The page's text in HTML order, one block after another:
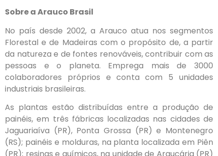
Sobre a Arauco Brasil
No país desde 2002, a Arauco atua nos segmentos
Florestal e de Madeiras com o propósito de, a partir
da natureza e de fontes renováveis, contribuir com as
pessoas e o planeta. Emprega mais de 3000
colaboradores próprios e conta com 5 unidades
industriais brasileiras.
As plantas estão distribuídas entre a produção de
painéis, em três fábricas localizadas nas cidades de
Jaguariaíva (PR), Ponta Grossa (PR) e Montenegro
(RS); painéis e molduras, na planta localizada em Piên